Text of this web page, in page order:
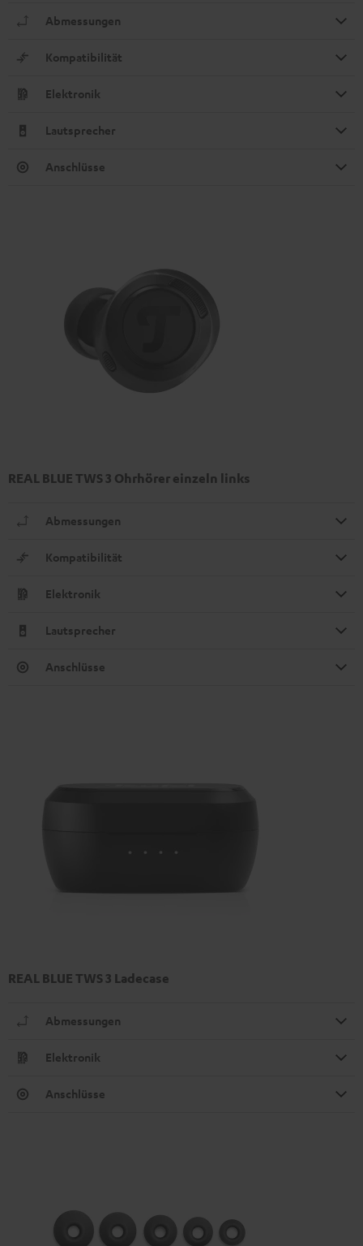
Abmessungen
Kompatibilität
Elektronik
Lautsprecher
Anschlüsse
REAL BLUE TWS 3 Ohrhörer einzeln links
Abmessungen
Kompatibilität
Elektronik
Lautsprecher
Anschlüsse
REAL BLUE TWS 3 Ladecase
Abmessungen
Elektronik
Anschlüsse